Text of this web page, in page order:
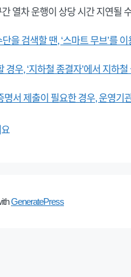
열차 운행이 상당 시간 지연될
을 검색할 땐, ‘스마트 무브’를
경우, ‘지하철 종결자’에서 지하
명서 제출이 필요한 경우, 운영기
GeneratePress